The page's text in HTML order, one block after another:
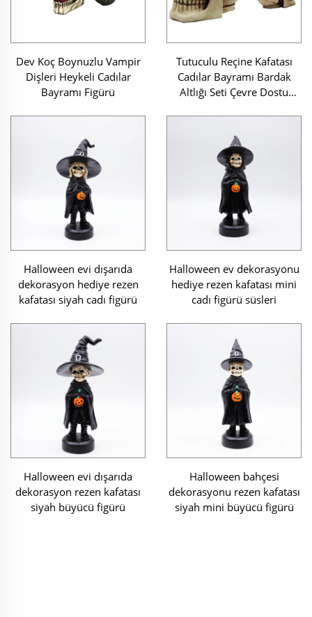
Dev Koç Boynuzlu Vampir
Dişleri Heykeli Cadılar
Bayramı Figürü
Tutuculu Reçine Kafatası
Cadılar Bayramı Bardak
Altlığı Seti Çevre Dostu
Altlıklar
Halloween evi dışarıda
dekorasyon hediye rezen
kafatası siyah cadı figürü
Halloween ev dekorasyonu
hediye rezen kafatası mini
cadı figürü süsleri
Halloween evi dışarıda
dekorasyon rezen kafatası
siyah büyücü figürü
Halloween bahçesi
dekorasyonu rezen kafatası
siyah mini büyücü figürü